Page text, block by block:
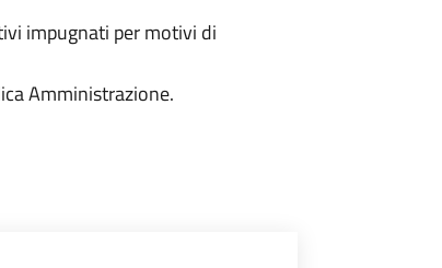
impugnati per motivi di
Amministrazione.